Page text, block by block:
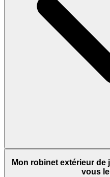
Mon robinet extérieur de
vous